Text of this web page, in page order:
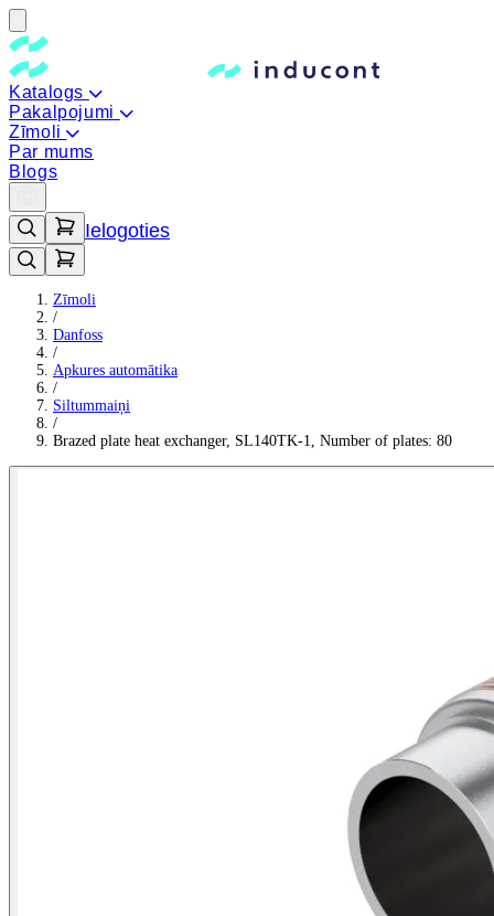
Katalogs
Pakalpojumi
Zīmoli
Par mums
Blogs
Ielogoties
Zīmoli
/
Danfoss
/
Apkures automātika
/
Siltummaiņi
/
Brazed plate heat exchanger, SL140TK-1, Number of plates: 80